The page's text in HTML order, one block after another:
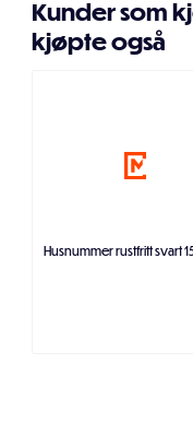
Kunder som
kjøpte også
Husnummer rustfritt svart